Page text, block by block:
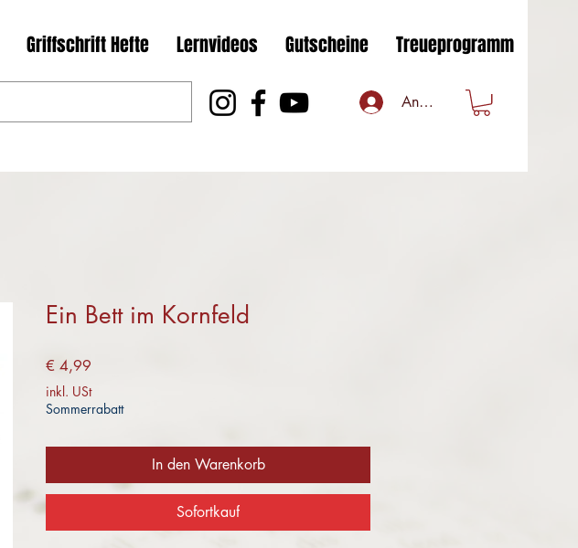
Griffschrift Hefte Lernvideos Gutscheine Treueprogramm
Anmelden
Ein Bett im Kornfeld
€ 4,99
inkl. USt
Sommerrabatt
In den Warenkorb
Sofortkauf